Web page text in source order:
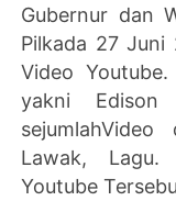
Gubernur dan
Pilkada 27 Juni
Video
yakni Edison
Lawak,
Youtube